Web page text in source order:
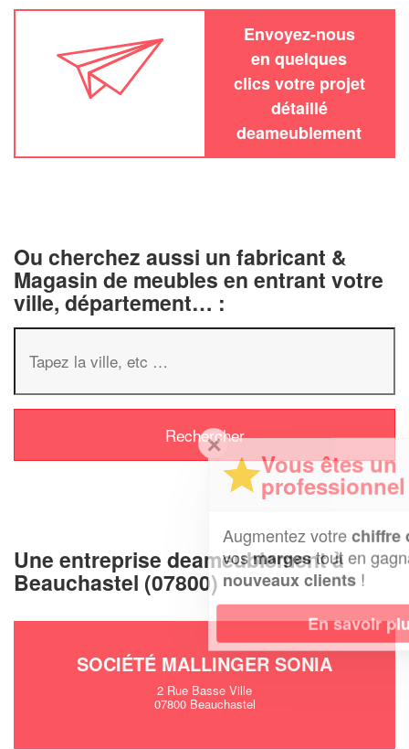
Envoyez-nous
en quelques
clics votre projet
détaillé
deameublement
Ou cherchez aussi un fabricant &
Magasin de meubles en entrant votre
ville, département… :
Une entreprise deameublement à
Beauchastel (07800)
SOCIÉTÉ MALLINGER SONIA
2 Rue Basse Ville
07800 Beauchastel
Vous êtes un
professionnel ?
Augmentez votrechiffre d'affaireset
vosmargestout en gagnant de
nouveaux clients!
En savoir plus